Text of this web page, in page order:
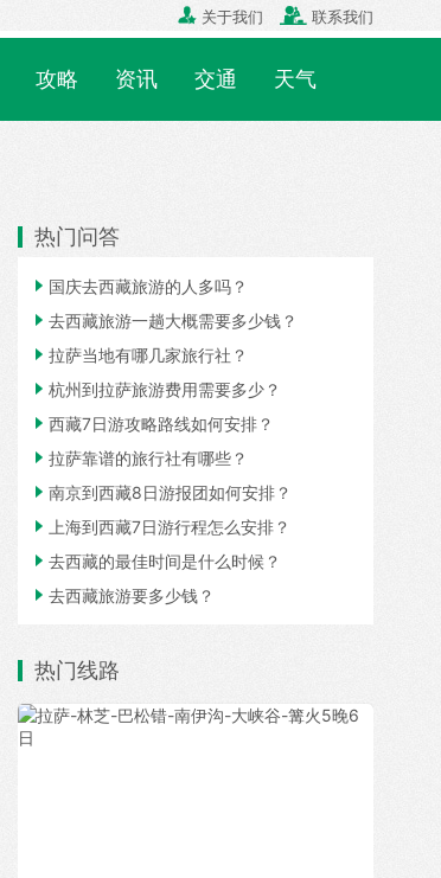
 关于我们  联系我们
攻略 资讯 交通 天气
热门问答
 国庆去西藏旅游的人多吗？
 去西藏旅游一趟大概需要多少钱？
 拉萨当地有哪几家旅行社？
 杭州到拉萨旅游费用需要多少？
 西藏7日游攻略路线如何安排？
 拉萨靠谱的旅行社有哪些？
 南京到西藏8日游报团如何安排？
 上海到西藏7日游行程怎么安排？
 去西藏的最佳时间是什么时候？
 去西藏旅游要多少钱？
热门线路